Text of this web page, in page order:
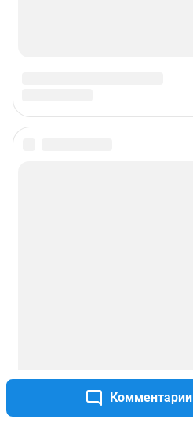
Комментарии